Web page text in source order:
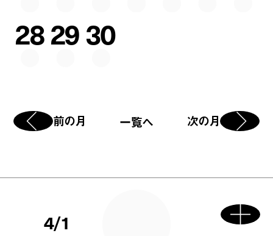
282930
前の月 一覧へ 次の月
4/1